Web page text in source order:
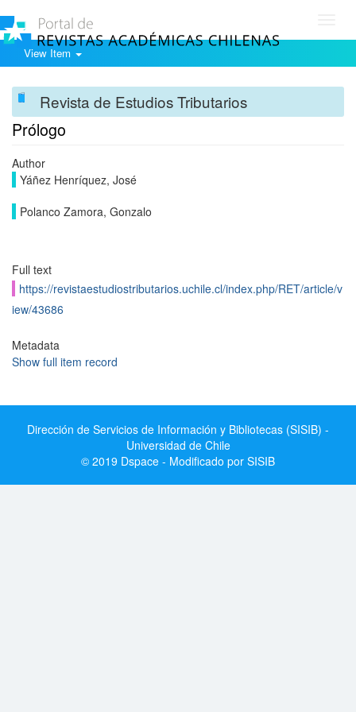
View Item
Revista de Estudios Tributarios
Prólogo
Author
Yáñez Henríquez, José
Polanco Zamora, Gonzalo
Full text
https://revistaestudiostributarios.uchile.cl/index.php/RET/article/v
iew/43686
Metadata
Show full item record
Dirección de Servicios de Información y Bibliotecas (SISIB) -
Universidad de Chile
© 2019 Dspace - Modificado por SISIB